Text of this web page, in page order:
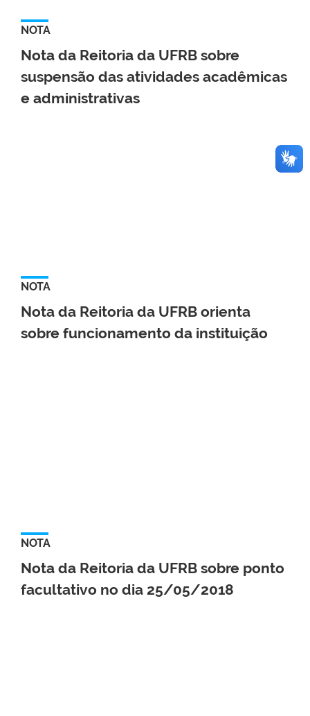
NOTA
Nota da Reitoria da UFRB sobre
suspensão das atividades acadêmicas
e administrativas
NOTA
Nota da Reitoria da UFRB orienta
sobre funcionamento da instituição
NOTA
Nota da Reitoria da UFRB sobre ponto
facultativo no dia 25/05/2018